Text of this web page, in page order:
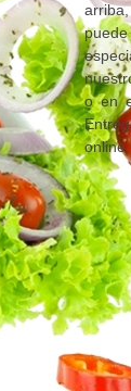
o en
online.